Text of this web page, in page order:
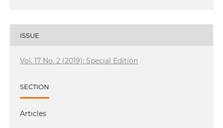
ISSUE
Vol. 17 No. 2 (2019): Special Edition
SECTION
Articles